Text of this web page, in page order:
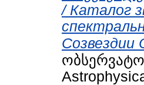
/ Каталог
Созвездии